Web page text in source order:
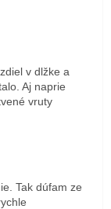
v dlžke a
Aj naprie
vruty
Tak dúfam ze